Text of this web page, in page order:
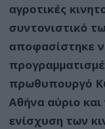
αγροτικές
συντονιστικό
αποφασίστηκε
πρωθυπουργό
Αθήνα αύριο
ενίσχυση των